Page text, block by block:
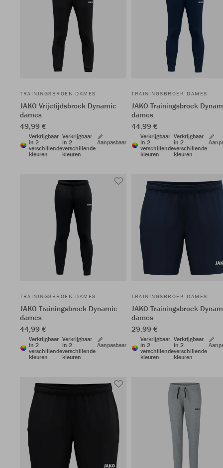
TRAININGSBROEK DAMES
JAKO Vrijetijdsbroek Dynamic
dames
49,99 €
Verkrijgbaar
in 2
verschillende
kleuren
Verkrijgbaar
in 2
verschillende
kleuren
Aanpasbaar
TRAININGSBROEK DAMES
JAKO Trainingsbroek
dames
44,99 €
Verkrijgbaar
in 2
verschillende
kleuren
Verkrijgbaar
in 2
verschillende
kleuren
TRAININGSBROEK DAMES
JAKO Trainingsbroek Dynamic
dames
44,99 €
Verkrijgbaar
in 2
verschillende
kleuren
Verkrijgbaar
in 2
verschillende
kleuren
Aanpasbaar
TRAININGSBROEK DAMES
JAKO Trainingsbroek
dames
29,99 €
Verkrijgbaar
in 2
verschillende
kleuren
Verkrijgbaar
in 2
verschillende
kleuren